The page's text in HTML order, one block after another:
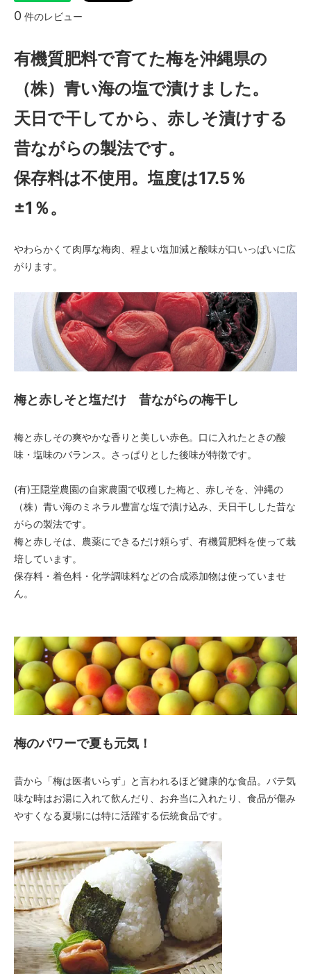
0 件のレビュー
有機質肥料で育てた梅を沖縄県の
（株）青い海の塩で漬けました。
天日で干してから、赤しそ漬けする
昔ながらの製法です。
保存料は不使用。塩度は17.5％
±1％。
やわらかくて肉厚な梅肉、程よい塩加減と酸味が口いっぱいに広
がります。
梅と赤しそと塩だけ 昔ながらの梅干し
梅と赤しその爽やかな香りと美しい赤色。口に入れたときの酸
味・塩味のバランス。さっぱりとした後味が特徴です。
(有)王隠堂農園の自家農園で収穫した梅と、赤しそを、沖縄の
（株）青い海のミネラル豊富な塩で漬け込み、天日干しした昔な
がらの製法です。
梅と赤しそは、農薬にできるだけ頼らず、有機質肥料を使って栽
培しています。
保存料・着色料・化学調味料などの合成添加物は使っていませ
ん。
梅のパワーで夏も元気！
昔から「梅は医者いらず」と言われるほど健康的な食品。バテ気
味な時はお湯に入れて飲んだり、お弁当に入れたり、食品が傷み
やすくなる夏場には特に活躍する伝統食品です。